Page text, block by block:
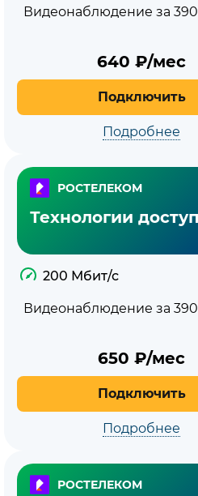
Видеонаблюдение за
640 ₽/мес
Подключить
Подробнее
РОСТЕЛЕКОМ
Технологии
200 Мбит/с
Видеонаблюдение за
650 ₽/мес
Подключить
Подробнее
РОСТЕЛЕКОМ